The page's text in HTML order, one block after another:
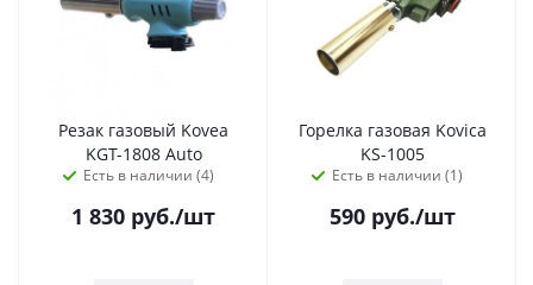
Резак газовый Kovea
KGT-1808 Auto
Есть в наличии (4)
1 830 руб./шт
Горелка газовая Kovica
KS-1005
Есть в наличии (1)
590руб./шт